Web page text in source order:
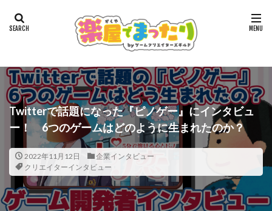
Twitterで話題になった『ピノゲー』にインタビュ
ー！ 6つのゲームはどのように生まれたのか？
2022年11月12日
企業インタビュー
クリエイターインタビュー